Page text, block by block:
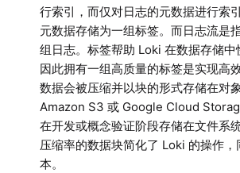
行索引，而仅对日志的元数据进行索
元数据存储为一组标签。而日志流是
组日志。标签帮助 Loki 在数据存储中
因此拥有一组高质量的标签是实现高
数据会被压缩并以块的形式存储在对
Amazon S3 或 Google Cloud
在开发或概念验证阶段存储在文件系
压缩率的数据块简化了 Loki 的操作
本。